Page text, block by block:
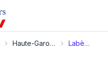
Haute-Garonne Labège